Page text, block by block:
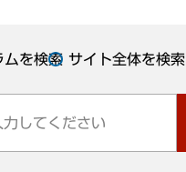
ムを検索 サイト全体を検索